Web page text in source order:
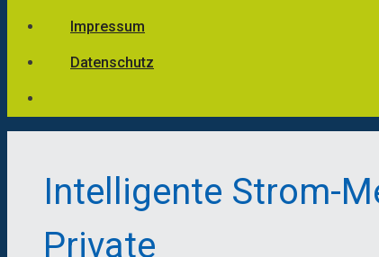
Impressum
Datenschutz
Intelligente Strom-
Private